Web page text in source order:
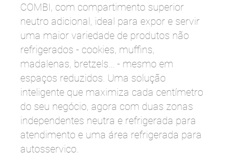
COMBI, com compartimento superior
neutro adicional, ideal para expor e servir
uma maior variedade de produtos não
refrigerados - cookies, muffins,
madalenas, bretzels... - mesmo em
espaços reduzidos. Uma solução
inteligente que maximiza cada centímetro
do seu negócio, agora com duas zonas
independentes neutra e refrigerada para
atendimento e uma área refrigerada para
autosserviço.